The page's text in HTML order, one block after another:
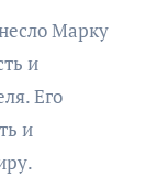
Марку
и
Его
и